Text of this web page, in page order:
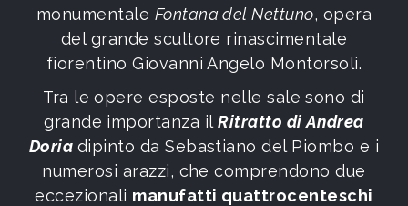
monumentale Fontana del Nettuno, opera
del grande scultore rinascimentale
fiorentino Giovanni Angelo Montorsoli.
Tra le opere esposte nelle sale sono di
grande importanza ilRitratto di Andrea
Doria dipinto da Sebastiano del Piombo e i
numerosi arazzi, che comprendono due
eccezionali manufatti quattrocenteschi